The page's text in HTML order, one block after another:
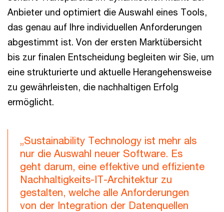
Anbieter und optimiert die Auswahl eines Tools,
das genau auf Ihre individuellen Anforderungen
abgestimmt ist. Von der ersten Marktübersicht
bis zur finalen Entscheidung begleiten wir Sie, um
eine strukturierte und aktuelle Herangehensweise
zu gewährleisten, die nachhaltigen Erfolg
ermöglicht.
„Sustainability Technology ist mehr als
nur die Auswahl neuer Software. Es
geht darum, eine effektive und effiziente
Nachhaltigkeits-IT-Architektur zu
gestalten, welche alle Anforderungen
von der Integration der Datenquellen